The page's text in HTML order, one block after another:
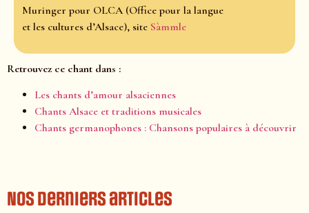
Muringer pour OLCA (Office pour la langue
et les cultures d’Alsace), site Sàmmle
Retrouvez ce chant dans :
Les chants d’amour alsaciennes
Chants Alsace et traditions musicales
Chants germanophones : Chansons populaires à découvrir
Nos derniers articles